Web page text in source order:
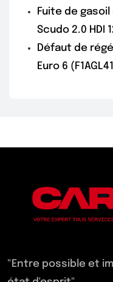
Fuite de
Scudo 2.0 HDI
Défaut de
Euro 6
"Entre possible et